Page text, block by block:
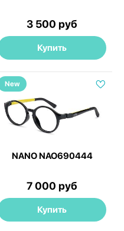
3 500 руб
Купить
New
NANO NAO690444
7 000 руб
Купить